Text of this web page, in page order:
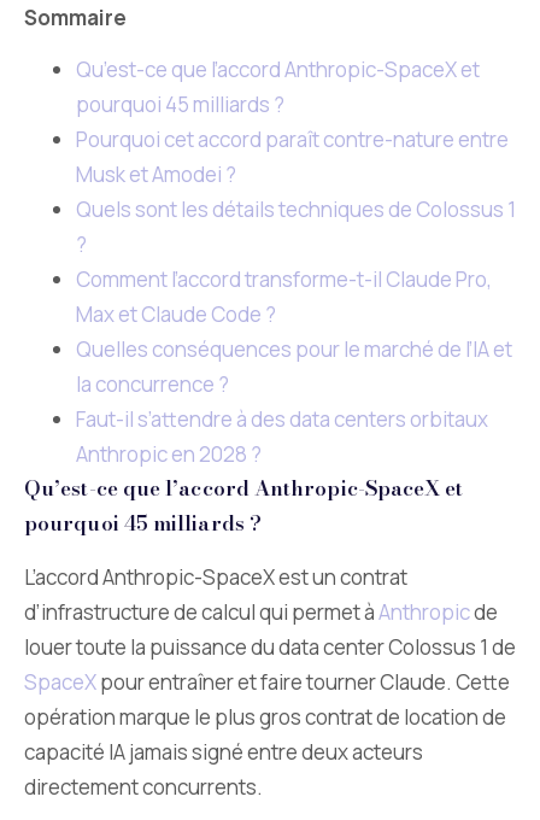
Sommaire
Qu’est-ce que l’accord Anthropic-SpaceX et
pourquoi 45 milliards ?
Pourquoi cet accord paraît contre-nature entre
Musk et Amodei ?
Quels sont les détails techniques de Colossus 1
?
Comment l’accord transforme-t-il Claude Pro,
Max et Claude Code ?
Quelles conséquences pour le marché de l’IA et
la concurrence ?
Faut-il s’attendre à des data centers orbitaux
Anthropic en 2028 ?
Qu’est-ce que l’accord Anthropic-SpaceX et
pourquoi 45 milliards ?
L’accord Anthropic-SpaceX est un contrat
d’infrastructure de calcul qui permet àAnthropicde
louer toute la puissance du data center Colossus 1 de
SpaceXpour entraîner et faire tourner Claude. Cette
opération marque le plus gros contrat de location de
capacité IA jamais signé entre deux acteurs
directement concurrents.